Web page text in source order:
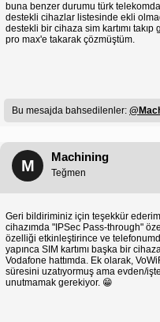
buna benzer durumu türk
destekli cihazlar listesinde ekli
destekli bir cihaza sim kartımı takıp
pro max'e takarak çözmüştüm.
Bu mesajda bahsedilenler:
M
Machining
Teğmen
Geri bildiriminiz için teşekkür
cihazımda "IPSec Pass-through"
özelliği etkinleştirince ve
yapınca SIM kartımı başka bir
Vodafone hattımda. Ek olarak,
süresini uzatıyormuş ama evden/
unutmamak gerekiyor. 😁